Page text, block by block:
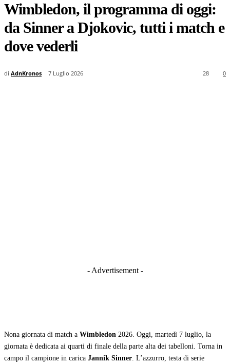
Wimbledon, il programma di oggi:
da Sinner a Djokovic, tutti i match e
dove vederli
di AdnKronos 7 Luglio 2026 0
28
- Advertisement -
Nona giornata di match a Wimbledon 2026. Oggi, martedì 7 luglio, la
giornata è dedicata ai quarti di finale della parte alta dei tabelloni. Torna in
campo il campione in carica Jannik Sinner. L’azzurro, testa di serie